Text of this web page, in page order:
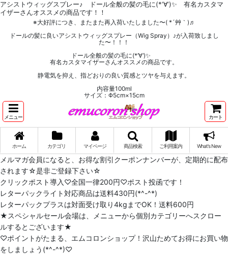
アシストウィッグスプレー♪ ドール全般の髪の毛に(*‘∀‘)✨ 有名カスタマ
イザーさんオススメの商品です！！
※大好評につき、またまた再入荷いたしました〜( *´艸｀)♬
ドールの髪に良いアシストウィッグスプレー（Wig Spray）♪が入荷致しまし
た〜！！！
ドール全般の髪の毛に(*‘∀‘)✨
有名カスタマイザーさんオススメの商品です。
静電気を抑え、指どおりの良い質感とツヤを与えます。
内容量100ml
サイズ：Φ5cm×15cm
メニュー カート
ホーム カテゴリ マイページ 商品検索 ご利用案内 What's New
メルマガ会員になると、お得な割引クーポンナンバーが、定期的に配布
されます☆是非ご登録下さい☆
クリックポスト導入♡全国一律200円♡ポスト投函です！
レターパックライト対応商品は送料430円(*^-^*)
レターパックプラスは対面受け取り4kgまでOK！送料600円
★スペシャルセール会場は、メニューから個別カテゴリーへスクロー
ルするとございます★
♡ポイントがたまる、エムコロンショップ！沢山ためてお得にお買い物
をしましょう(*^-^*)♡